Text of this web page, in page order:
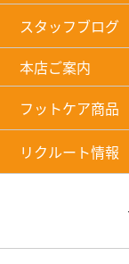
スタッフブログ
本店ご案内
フットケア商品
リクルート情報